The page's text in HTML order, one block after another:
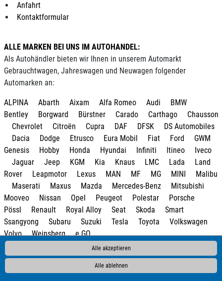
Alle akzeptieren
Alle ablehnen
Anfahrt
Kontaktformular
ALLE MARKEN BEI UNS IM AUTOHANDEL:
Als Autohändler bieten wir Ihnen in unserem Automarkt
Gebrauchtwagen, Jahreswagen und Neuwagen folgender
Automarken an:
ALPINA Abarth Aixam Alfa Romeo Audi
BMW
Bentley
Borgward Bürstner Carado Carthago
Chausson
Chevrolet
Citroën Cupra DAF DFSK
DS Automobiles
Dacia
Dodge Etrusco Eura Mobil Fiat Ford
GWM
Genesis
Hobby Honda Hyundai Infiniti Itineo
Iveco
Jaguar
Jeep KGM Kia Knaus LMC Lada
Land
Rover
Leapmotor Lexus MAN MF MG MINI
Malibu
Maserati
Maxus Mazda Mercedes-Benz
Mitsubishi
Mooveo
Nissan Opel Peugeot Polestar
Porsche
Pössl
Renault Royal Alloy Seat Skoda
Smart
Ssangyong
Subaru Suzuki Tesla Toyota
Volkswagen
Volvo
Weinsberg e.GO